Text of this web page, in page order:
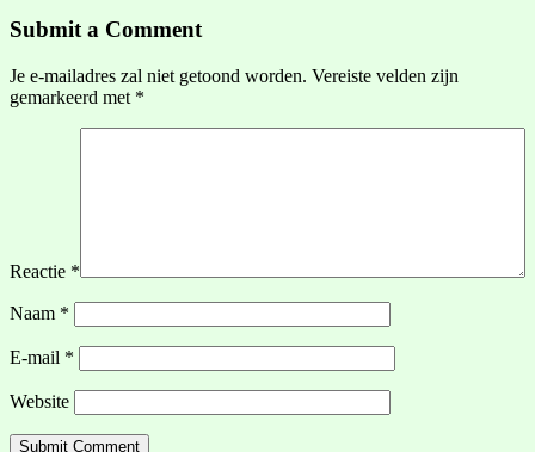
Submit a Comment
Je e-mailadres zal niet getoond worden. Vereiste velden zijn
gemarkeerd met *
Reactie *
Naam *
E-mail *
Website